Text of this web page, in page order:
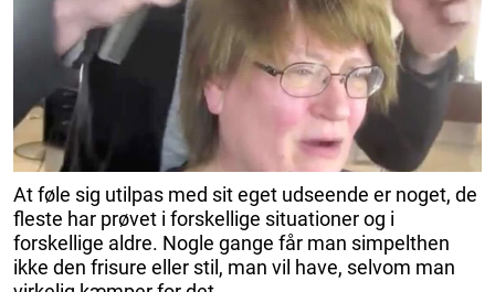
At føle sig utilpas med sit eget udseende er noget, de
fleste har prøvet i forskellige situationer og i
forskellige aldre. Nogle gange får man simpelthen
ikke den frisure eller stil, man vil have, selvom man